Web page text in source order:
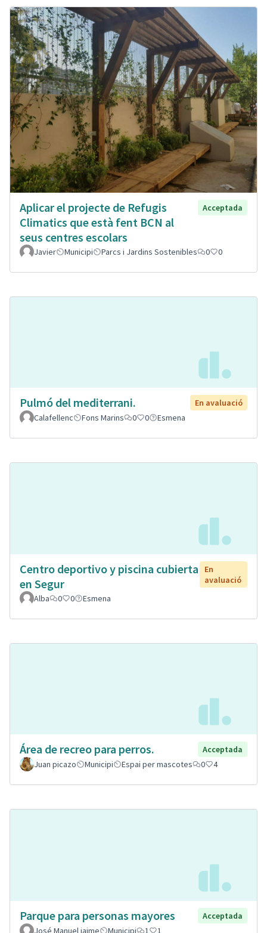
Aplicar el projecte de Refugis
Climatics que està fent BCN al
seus centres escolars
Acceptada
Javier Municipi Parcs i Jardins Sostenibles 0 0
Pulmó del mediterrani.
En avaluació
Calafellenc
Fons Marins 0 0 Esmena
Centro deportivo y piscina cubierta
en Segur
En
avaluació
Alba
0 0 Esmena
Área de recreo para perros.
Acceptada
Juan picazo
Municipi Espai per mascotes 0 4
Parque para personas mayores
Acceptada
José Manuel jaime
Municipi 1 1